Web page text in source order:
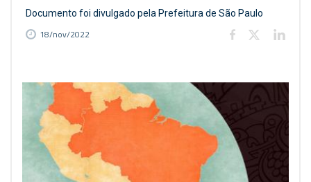
Documento foi divulgado pela Prefeitura de São Paulo
18/nov/2022